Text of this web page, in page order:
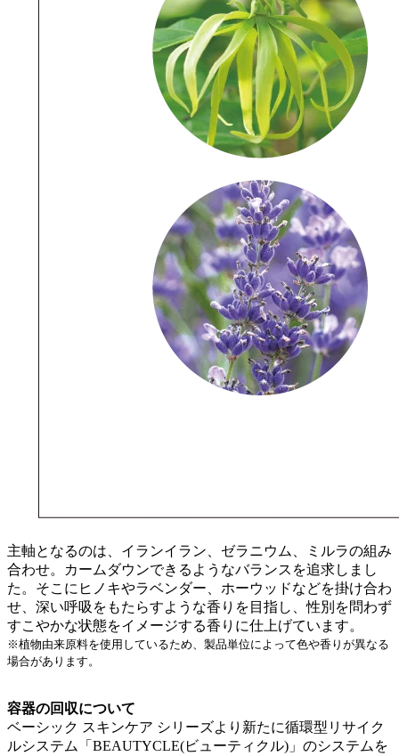
主軸となるのは、イランイラン、ゼラニウム、ミルラの組み
合わせ。カームダウンできるようなバランスを追求しまし
た。そこにヒノキやラベンダー、ホーウッドなどを掛け合わ
せ、深い呼吸をもたらすような香りを目指し、性別を問わず
すこやかな状態をイメージする香りに仕上げています。
※植物由来原料を使用しているため、製品単位によって色や香りが異なる
場合があります。
容器の回収について
ベーシック スキンケア シリーズより新たに循環型リサイク
ルシステム「BEAUTYCLE(ビューティクル)」のシステムを